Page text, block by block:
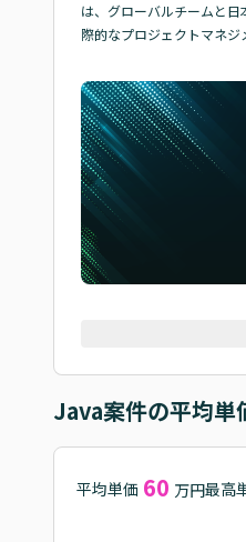
は、グローバルチームと
際的なプロジェクトマネ
Java案件の平均単
平均単価 60 万円最高